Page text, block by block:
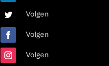
Volgen
Volgen
Volgen